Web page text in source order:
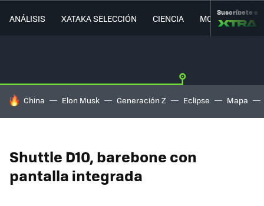
ANÁLISIS XATAKA SELECCIÓN CIENCIA MOVILIDAD
Suscríbete a
HOY SE HABLA DE
China Elon Musk Generación Z Eclipse Mapa
Shuttle D10, barebone con
pantalla integrada